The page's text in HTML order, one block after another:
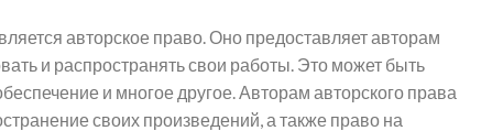
авторское право. Оно предоставляет авторам
и распространять свои работы. Это может быть
и многое другое. Авторам авторского права
своих произведений, а также право на